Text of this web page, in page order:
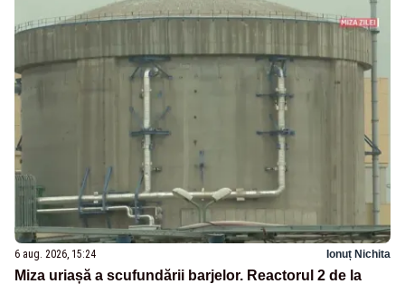
6 aug. 2026, 15:24 Ionuț Nichita
Miza uriașă a scufundării barjelor. Reactorul 2 de la